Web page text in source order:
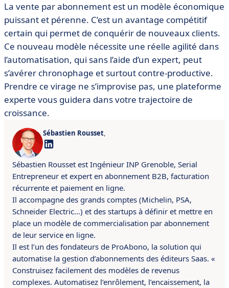
La vente par abonnement est un modèle économique
puissant et pérenne. C’est un avantage compétitif
certain qui permet de conquérir de nouveaux clients.
Ce nouveau modèle nécessite une réelle agilité dans
l’automatisation, qui sans l’aide d’un expert, peut
s’avérer chronophage et surtout contre-productive.
Prendre ce virage ne s’improvise pas, une plateforme
experte vous guidera dans votre trajectoire de
croissance.
Sébastien Rousset,
Sébastien Rousset est Ingénieur INP Grenoble, Serial
Entrepreneur et expert en abonnement B2B, facturation
récurrente et paiement en ligne.
Il accompagne des grands comptes (Michelin, PSA,
Schneider Electric…) et des startups à définir et mettre en
place un modèle de commercialisation par abonnement
de leur service en ligne.
Il est l’un des fondateurs de ProAbono, la solution qui
automatise la gestion d’abonnements des éditeurs Saas. «
Construisez facilement des modèles de revenus
complexes. Automatisez l’enrôlement, l’encaissement, la